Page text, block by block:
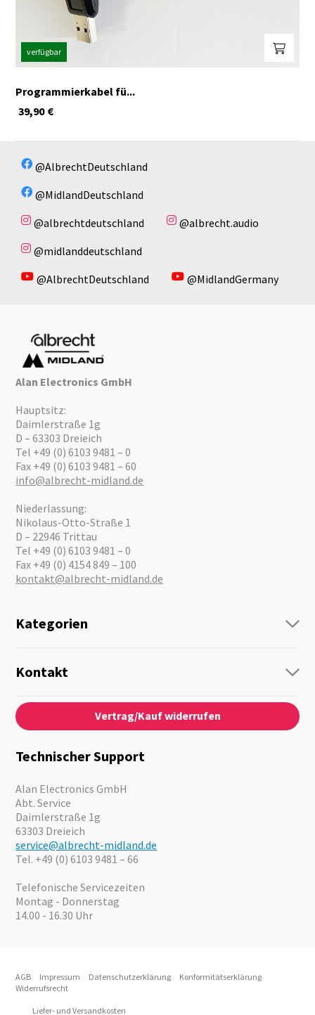
verfügbar
Programmierkabel fü...
€
39,90
@AlbrechtDeutschland
@MidlandDeutschland
@albrechtdeutschland
@albrecht.audio
@midlanddeutschland
@AlbrechtDeutschland
@MidlandGermany
Alan Electronics GmbH
Hauptsitz:
Daimlerstraße 1g
D – 63303 Dreieich
Tel +49 (0) 6103 9481 – 0
Fax +49 (0) 6103 9481 – 60
info@albrecht-midland.de
Niederlassung:
Nikolaus-Otto-Straße 1
D – 22946 Trittau
Tel +49 (0) 6103 9481 – 0
Fax +49 (0) 4154 849 – 100
kontakt@albrecht-midland.de
Kategorien
Personenführung
Audio
Notfallvorsorge
Motorrad
Angebote
Kontakt
Kontaktformular
Über Uns
News
Kataloge
Vertrag/Kauf widerrufen
Technischer Support
Alan Electronics GmbH
Abt. Service
Daimlerstraße 1g
63303 Dreieich
service@albrecht-midland.de
Tel. +49 (0) 6103 9481 – 66
Telefonische Servicezeiten
Montag - Donnerstag
14.00 - 16.30 Uhr
AGB Impressum Datenschutzerklärung
Konformitätserklärung
Widerrufsrecht
Liefer- und Versandkosten